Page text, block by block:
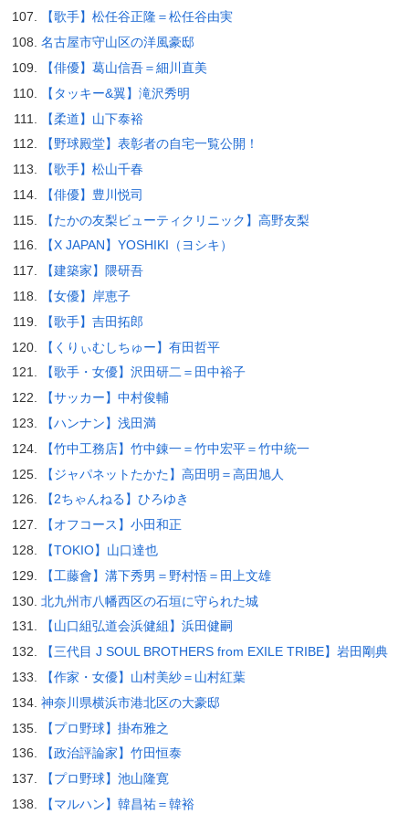
【歌手】松任谷正隆＝松任谷由実
名古屋市守山区の洋風豪邸
【俳優】葛山信吾＝細川直美
【タッキー&翼】滝沢秀明
【柔道】山下泰裕
【野球殿堂】表彰者の自宅一覧公開！
【歌手】松山千春
【俳優】豊川悦司
【たかの友梨ビューティクリニック】高野友梨
【X JAPAN】YOSHIKI（ヨシキ）
【建築家】隈研吾
【女優】岸恵子
【歌手】吉田拓郎
【くりぃむしちゅー】有田哲平
【歌手・女優】沢田研二＝田中裕子
【サッカー】中村俊輔
【ハンナン】浅田満
【竹中工務店】竹中錬一＝竹中宏平＝竹中統一
【ジャパネットたかた】高田明＝高田旭人
【2ちゃんねる】ひろゆき
【オフコース】小田和正
【TOKIO】山口達也
【工藤會】溝下秀男＝野村悟＝田上文雄
北九州市八幡西区の石垣に守られた城
【山口組弘道会浜健組】浜田健嗣
【三代目 J SOUL BROTHERS from EXILE TRIBE】岩田剛典
【作家・女優】山村美紗＝山村紅葉
神奈川県横浜市港北区の大豪邸
【プロ野球】掛布雅之
【政治評論家】竹田恒泰
【プロ野球】池山隆寛
【マルハン】韓昌祐＝韓裕